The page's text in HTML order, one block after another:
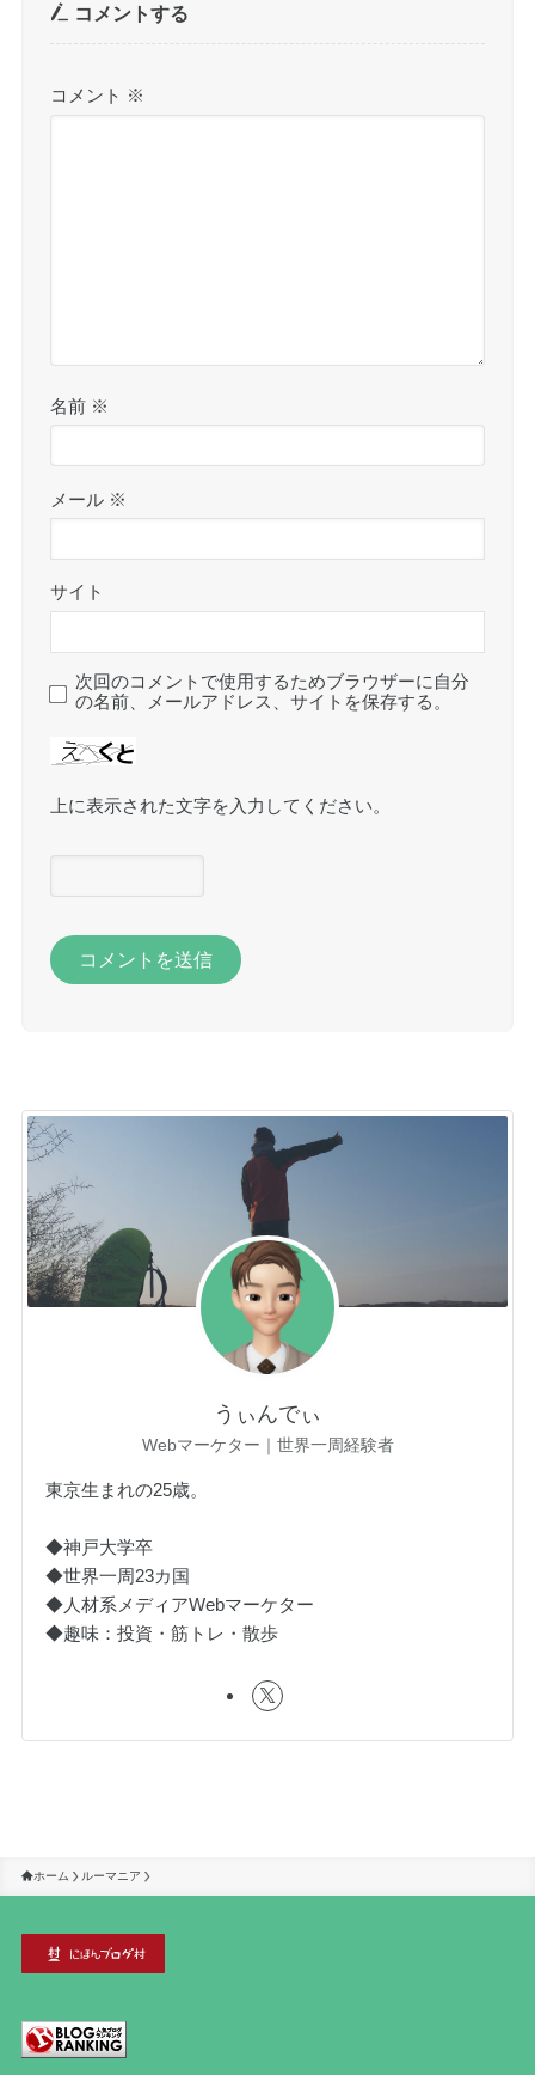
コメントする
コメント ※
名前 ※
メール ※
サイト
次回のコメントで使用するためブラウザーに自分
の名前、メールアドレス、サイトを保存する。
上に表示された文字を入力してください。
うぃんでぃ
Webマーケター｜世界一周経験者
東京生まれの25歳。
◆神戸大学卒
◆世界一周23カ国
◆人材系メディアWebマーケター
◆趣味：投資・筋トレ・散歩
ホーム ルーマニア